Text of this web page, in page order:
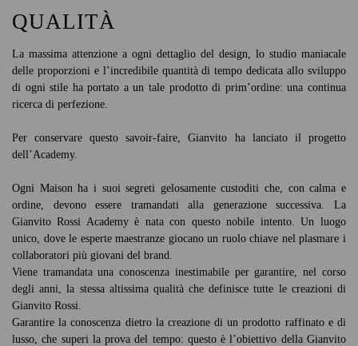
QUALITÀ
La massima attenzione a ogni dettaglio del design, lo studio maniacale
delle proporzioni e l’incredibile quantità di tempo dedicata allo sviluppo
di ogni stile ha portato a un tale prodotto di prim’ordine: una continua
ricerca di perfezione.
Per conservare questo savoir-faire, Gianvito ha lanciato il progetto
dell’Academy.
Ogni Maison ha i suoi segreti gelosamente custoditi che, con calma e
ordine, devono essere tramandati alla generazione successiva. La
Gianvito Rossi Academy è nata con questo nobile intento. Un luogo
unico, dove le esperte maestranze giocano un ruolo chiave nel plasmare i
collaboratori più giovani del brand.
Viene tramandata una conoscenza inestimabile per garantire, nel corso
degli anni, la stessa altissima qualità che definisce tutte le creazioni di
Gianvito Rossi.
Garantire la conoscenza dietro la creazione di un prodotto raffinato e di
lusso, che superi la prova del tempo: questo è l’obiettivo della Gianvito